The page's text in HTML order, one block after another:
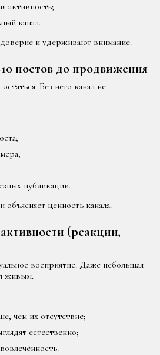
активность;
канал.
и удерживают внимание.
постов до продвижения
Без него канал не
публикации.
объясняет ценность канала.
(реакции,
восприятие. Даже небольшая
живым.
чем их отсутствие;
естественно;